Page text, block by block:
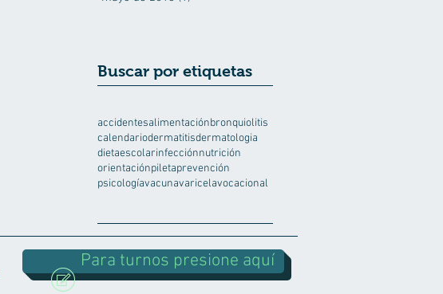
Buscar por etiquetas
accidentesalimentaciónbronquiolitis
calendariodermatitisdermatologia
dietaescolarinfecciónnutrición
orientaciónpiletaprevención
psicologíavacunavaricelavocacional
Para turnos presione aquí